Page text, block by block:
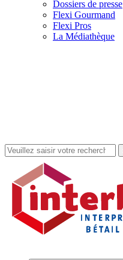
Dossiers de presse
Flexi Gourmand
Flexi Pros
La Médiathèque
Rechercher
dans
site